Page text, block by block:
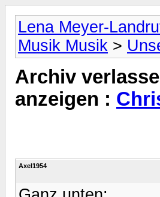
Lena Meyer-
Musik Musik >
Archiv
anzeigen :
Axel1954